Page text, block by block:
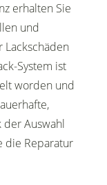
erhalten Sie
und
Lackschäden
System ist
worden und
der Auswahl
die Reparatur